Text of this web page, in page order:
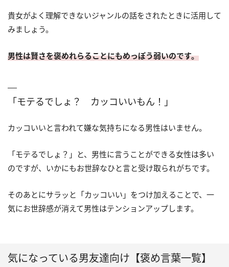
貴女がよく理解できないジャンルの話をされたときに活用して
みましょう。
男性は賢さを褒めれらることにもめっぽう弱いのです。
「モテるでしょ？ カッコいいもん！」
カッコいいと言われて嫌な気持ちになる男性はいません。
「モテるでしょ？」と、男性に言うことができる女性は多い
のですが、いかにもお世辞なひと言と受け取られがちです。
そのあとにサラッと「カッコいい」をつけ加えることで、一
気にお世辞感が消えて男性はテンションアップします。
気になっている男友達向け【褒め言葉一覧】